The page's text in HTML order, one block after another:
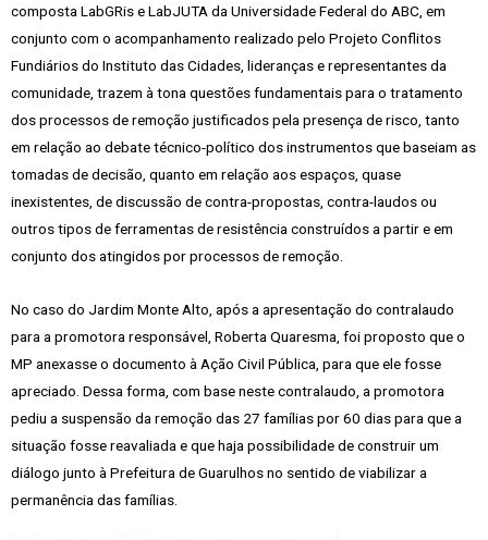
composta LabGRis e LabJUTA da Universidade Federal do ABC, em
conjunto com o acompanhamento realizado pelo Projeto Conflitos
Fundiários do Instituto das Cidades, lideranças e representantes da
comunidade, trazem à tona questões fundamentais para o tratamento
dos processos de remoção justificados pela presença de risco, tanto
em relação ao debate técnico-político dos instrumentos que baseiam as
tomadas de decisão, quanto em relação aos espaços, quase
inexistentes, de discussão de contra-propostas, contra-laudos ou
outros tipos de ferramentas de resistência construídos a partir e em
conjunto dos atingidos por processos de remoção.
No caso do Jardim Monte Alto, após a apresentação do contralaudo
para a promotora responsável, Roberta Quaresma, foi proposto que o
MP anexasse o documento à Ação Civil Pública, para que ele fosse
apreciado. Dessa forma, com base neste contralaudo, a promotora
pediu a suspensão da remoção das 27 famílias por 60 dias para que a
situação fosse reavaliada e que haja possibilidade de construir um
diálogo junto à Prefeitura de Guarulhos no sentido de viabilizar a
permanência das famílias.